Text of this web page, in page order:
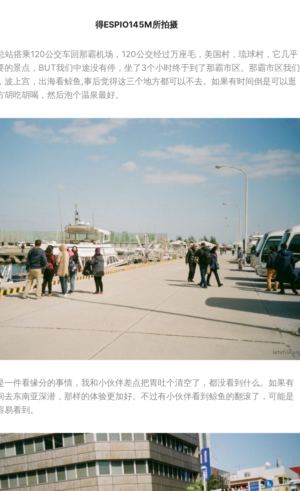
得ESPIO145M所拍摄
站搭乘120公交车回那霸机场，120公交经过万座毛，美国村，琉球村，它几乎
的景点，BUT我们中途没有停，坐了3个小时终于到了那霸市区。那霸市区我们
波上宫，出海看鲸鱼,事后觉得这三个地方都可以不去。如果有时间倒是可以逛
吃胡喝，然后泡个温泉最好。
一件看缘分的事情，我和小伙伴差点把胃吐个清空了，都没看到什么。如果有
去东南亚深潜，那样的体验更加好。不过有小伙伴看到鲸鱼的翻滚了，可能是
看到。